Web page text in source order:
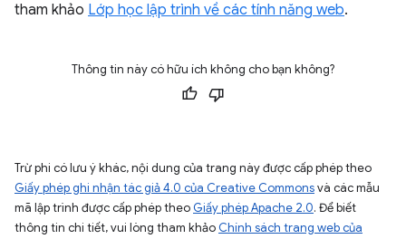
tham khảo Lớp học lập trình về các tính năng web.
Thông tin này có hữu ích không cho bạn không?
Trừ phi có lưu ý khác, nội dung của trang này được cấp phép theo
Giấy phép ghi nhận tác giả 4.0 của Creative Commonsvà các mẫu
mã lập trình được cấp phép theo Giấy phép Apache 2.0. Để biết
thông tin chi tiết, vui lòng tham khảo Chính sách trang web của